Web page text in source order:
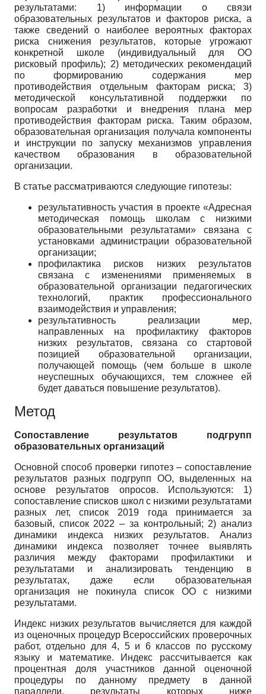
результатами: 1) информации о связи
образовательных результатов и факторов риска, а
также сведений о наиболее вероятных факторах
риска снижения результатов, которые угрожают
конкретной школе (индивидуальный для ОО
рисковый профиль); 2) методических рекомендаций
по формированию содержания мер
противодействия отдельным факторам риска; 3)
методической консультативной поддержки по
вопросам разработки и внедрения плана мер
противодействия факторам риска. Таким образом,
образовательная организация получала компоненты
и инструкции по запуску механизмов управления
качеством образования в образовательной
организации.
В статье рассматриваются следующие гипотезы:
результативность участия в проекте «Адресная
методическая помощь школам с низкими
образовательными результатами» связана с
установками администрации образовательной
организации;
профилактика рисков низких результатов
связана с изменениями применяемых в
образовательной организации педагогических
технологий, практик профессионального
взаимодействия и управления;
результативность реализации мер,
направленных на профилактику факторов
низких результатов, связана со стартовой
позицией образовательной организации,
получающей помощь (чем больше в школе
неуспешных обучающихся, тем сложнее ей
будет даваться повышение результатов).
Метод
Сопоставление результатов подгрупп
образовательных организаций
Основной способ проверки гипотез – сопоставление
результатов разных подгрупп ОО, выделенных на
основе результатов опросов. Используются: 1)
сопоставление списков школ с низкими результатами
разных лет, список 2019 года принимается за
базовый, список 2022 – за контрольный; 2) анализ
динамики индекса низких результатов. Анализ
динамики индекса позволяет точнее выявлять
различия между факторами профилактики и
результатами и анализировать тенденцию в
результатах, даже если образовательная
организация не покинула список ОО с низкими
результатами.
Индекс низких результатов вычисляется для каждой
из оценочных процедур Всероссийских проверочных
работ, отдельно для 4, 5 и 6 классов по русскому
языку и математике. Индекс рассчитывается как
процентная доля участников данной оценочной
процедуры по данному предмету в данной
параллели, результаты которых ниже